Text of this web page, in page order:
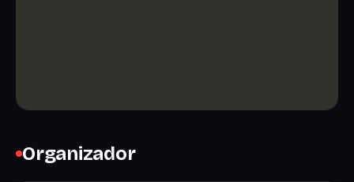
Organizador